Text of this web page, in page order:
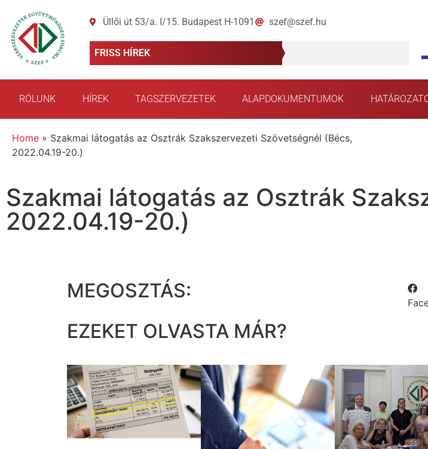
Üllői út 53/a. I/15. Budapest H-1091 szef@szef.hu
FRISS HÍREK
RÓLUNK HÍREK TAGSZERVEZETEK ALAPDOKUMENTUMOK
Home » Szakmai látogatás az Osztrák Szakszervezeti Szövetségnél (Bécs,
2022.04.19-20.)
Szakmai látogatás az Osztrák
2022.04.19-20.)
MEGOSZTÁS:
EZEKET OLVASTA MÁR?